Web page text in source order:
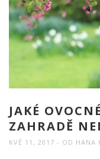
JAKÉ
ZAHRADĚ
KVĚ 11, 2017 OD HANA